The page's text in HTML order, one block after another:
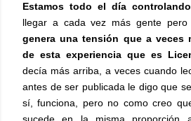
Estamos todo el día
llegar a cada vez más gente
genera una tensión que a veces
de esta experiencia que es
decía más arriba, a veces cuando
antes de ser publicada le digo que
sí, funciona, pero no como creo